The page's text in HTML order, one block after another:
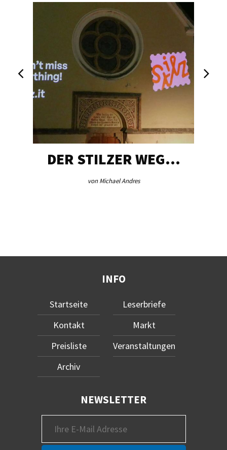
DER STILZER WEG…
von Michael Andres
INFO
Startseite
Kontakt
Preisliste
Archiv
Leserbriefe
Markt
Veranstaltungen
NEWSLETTER